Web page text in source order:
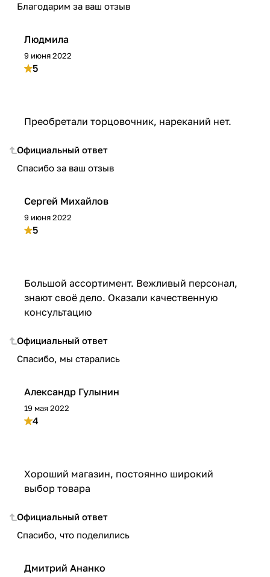
Благодарим за ваш отзыв
Людмила
9 июня 2022
5
Преобретали торцовочник, нареканий нет.
Официальный ответ
Спасибо за ваш отзыв
Сергей Михайлов
9 июня 2022
5
Большой ассортимент. Вежливый персонал,
знают своё дело. Оказали качественную
консультацию
Официальный ответ
Спасибо, мы старались
Александр Гулынин
19 мая 2022
4
Хороший магазин, постоянно широкий
выбор товара
Официальный ответ
Спасибо, что поделились
Дмитрий Ананко